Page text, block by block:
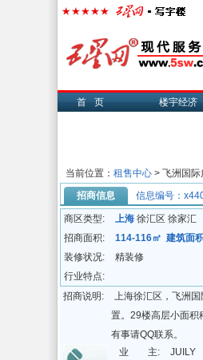
首页 楼宇经济
当前位置： 租售中心 > 飞洲国际
招商信息
信息编号：
商区类型: 上海 徐汇区 徐家汇
招商面积:
114-116㎡ 建筑面
装修状况:
精装修
行业特点:
招商说明:
上海徐汇区，飞洲
置。29楼高层小面积
有事请QQ联系。
业 主:
JUILY